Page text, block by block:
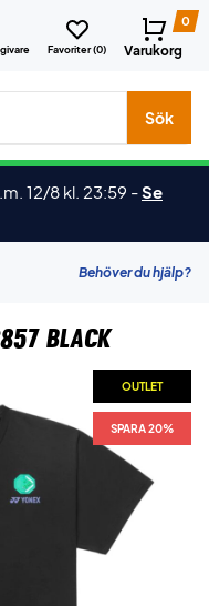
Favoriter (0)
0
Varukorg
osv.
Sök
12/8 kl. 23:59 -Se
Behöver du hjälp?
Black
OUTLET
SPARA 20%
OUTLET
SPARA 20%
OUTLET
SPARA 20%
OUTLET
SPARA 20%
OUTLET
SPARA 20%